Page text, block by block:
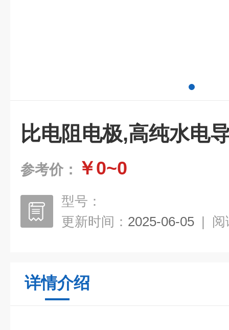
比电阻电极,高纯水电
参考价： ￥0~0
型号：
更新时间： 2025-06-05 | 阅
详情介绍